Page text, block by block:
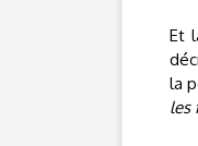
Et
la
les